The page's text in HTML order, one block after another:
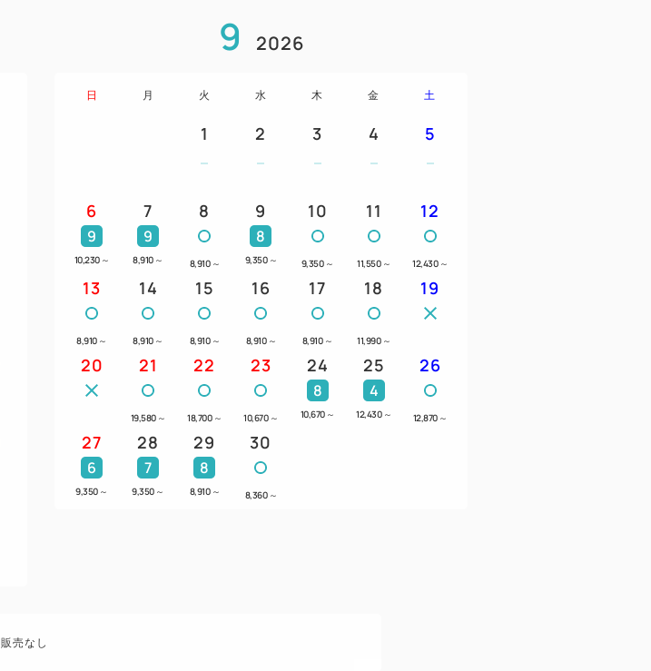
★お部屋はゆったりサイズの「30㎡のスタンダードルーム」、よりワイ
お選びください。
ご朝食
和洋食バイキングをお楽しみください。
おもてなし
①レストランやマリンスポーツ、イベントにご利用いただけるエンジョ
イポイント券を1室あたり、1泊は20ポイント（2,000円相当）、2連泊は
30ポイント（3,000円相当）、3連泊は40ポイント（4,000円相当）、4連
泊は50ポイント（5,000円相当）、5連泊以上は60ポイント（6,000円相
当）お付けします。
②ウェルカムドリンク1杯付です。
⑥お一人様一泊につき1本ミネラルウォーター付です。
9 2026
日 月 火 水 木 金 土
1 2 3 4 5
6
9
10,230 ～
7
9
8,910 ～
8
8,910 ～
9
8
9,350 ～
10
9,350 ～
11
11,550 ～
12
12,430 ～
13
8,910 ～
14
8,910 ～
15
8,910 ～
16
8,910 ～
17
8,910 ～
18
11,990 ～
19
20 21
19,580 ～
22
18,700 ～
23
10,670 ～
24
8
10,670 ～
25
4
12,430 ～
26
12,870 ～
27
6
9,350 ～
28
7
9,350 ～
29
8
8,910 ～
30
8,360 ～
販売なし